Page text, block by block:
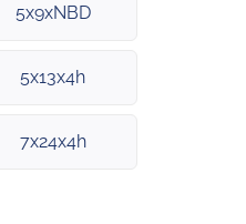
5x9xNBD
5x13x4h
7x24x4h